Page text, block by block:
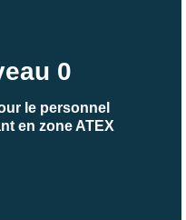
0
le personnel
en zone ATEX